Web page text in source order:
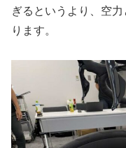
ぎるというより、空
ります。